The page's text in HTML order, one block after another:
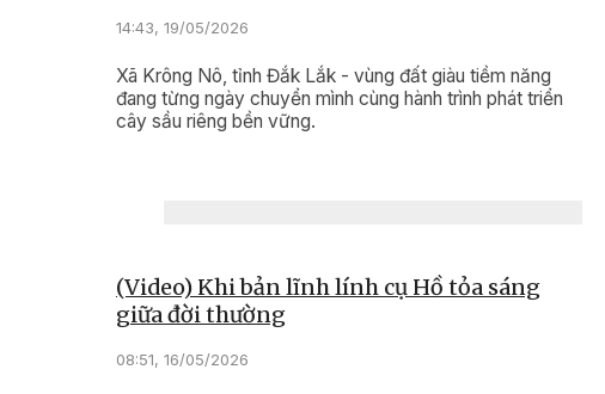
14:43, 19/05/2026
Xã Krông Nô, tỉnh Đắk Lắk - vùng đất giàu tiềm năng
đang từng ngày chuyển mình cùng hành trình phát triển
cây sầu riêng bền vững.
(Video) Khi bản lĩnh lính cụ Hồ tỏa sáng
giữa đời thường
08:51, 16/05/2026